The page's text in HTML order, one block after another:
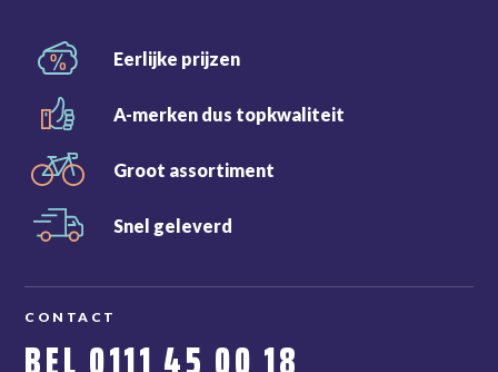
Eerlijke prijzen
A-merken dus topkwaliteit
Groot assortiment
Snel geleverd
CONTACT